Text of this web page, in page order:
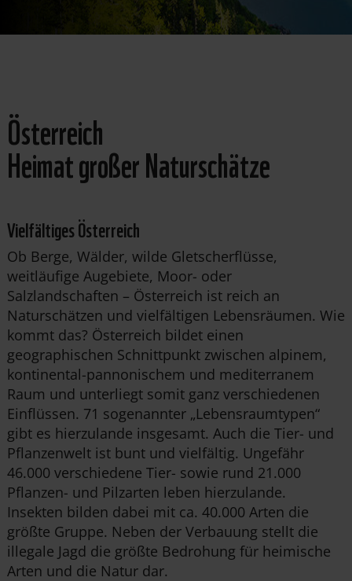
Österreich
Heimat großer Naturschätze
Vielfältiges Österreich
Ob Berge, Wälder, wilde Gletscherflüsse,
weitläufige Augebiete, Moor- oder
Salzlandschaften – Österreich ist reich an
Naturschätzen und vielfältigen Lebensräumen. Wie
kommt das? Österreich bildet einen
geographischen Schnittpunkt zwischen alpinem,
kontinental-pannonischem und mediterranem
Raum und unterliegt somit ganz verschiedenen
Einflüssen. 71 sogenannter „Lebensraumtypen“
gibt es hierzulande insgesamt. Auch die Tier- und
Pflanzenwelt ist bunt und vielfältig. Ungefähr
46.000 verschiedene Tier- sowie rund 21.000
Pflanzen- und Pilzarten leben hierzulande.
Insekten bilden dabei mit ca. 40.000 Arten die
größte Gruppe. Neben der Verbauung stellt die
illegale Jagd die größte Bedrohung für heimische
Arten und die Natur dar.